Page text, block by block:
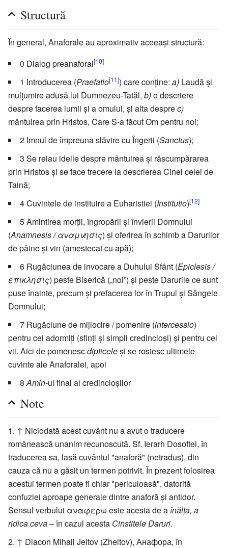
Structură
În general, Anaforale au aproximativ aceeaşi structură:
0 Dialog preanaforal[10]
1 Introducerea (Praefatio[11]) care conţine: a) Laudă şi
mulţumire adusă lui Dumnezeu-Tatăl, b)o descriere
despre facerea lumii şi a omului, şi alta desprec)
mântuirea prin Hristos, Care S-a făcut Om pentru noi;
2 Imnul de împreuna slăvire cu Îngerii (Sanctus);
3 Se reiau ideile despre mântuirea şi răscumpărarea
prin Hristos şi se face trecere la descrierea Cinei celei de
Taină;
4 Cuvintele de instituire a Euharistiei (Institutio)[12]
5 Amintirea morţii, îngropării şi învierii Domnului
(Anamnesis / αναμνησις) şi oferirea în schimb a Darurilor
de pâine şi vin (amestecat cu apă);
6 Rugăciunea de invocare a Duhului Sfânt (Epiclesis /
επικλησις) peste Biserică („noi”) şi peste Darurile ce sunt
puse înainte, precum şi prefacerea lor în Trupul şi Sângele
Domnului;
7 Rugăciune de mijlocire / pomenire (intercessio)
pentru cei adormiţi (sfinţi şi simpli credincioşi) şi pentru cei
vii. Aici de pomenescdipticeleşi se rostesc ultimele
cuvinte ale Anaforalei, apoi
8 Amin-ul final al credincioşilor
Note
↑ Niciodată acest cuvânt nu a avut o traducere
românească unanim recunoscută. Sf. Ierarh Dosoftei, în
traducerea sa, lasă cuvântul "anaforă" (netradus), din
cauza că nu a găsit un termen potrivit. În prezent folosirea
acestui termen poate fi chiar "periculoasă", datorită
confuziei aproape generale dintre anaforă şi antidor.
Sensul verbului αναφερω este acesta de a înălţa, a
ridica ceva– în cazul acesta Cinstitele Daruri.
↑ Diacon Mihail Jeltov (Zheltov), Анафора, în